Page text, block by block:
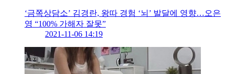
‘금쪽상담소’ 김경란, 왕따 경험 ‘뇌’ 발달에 영향…오은
영 “100% 가해자 잘못”
2021-11-06 14:19